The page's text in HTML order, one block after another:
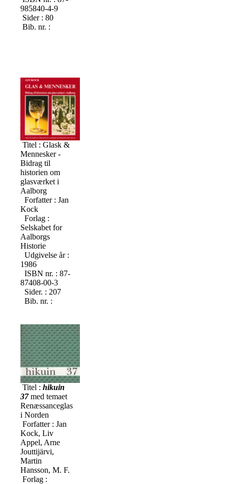
985840-4-9
Sider : 80
Bib. nr. :
Titel : Glask &
Mennesker -
Bidrag til
historien om
glasværket i
Aalborg
Forfatter : Jan
Kock
Forlag :
Selskabet for
Aalborgs
Historie
Udgivelse år :
1986
ISBN nr. : 87-
87408-00-3
Sider. : 207
Bib. nr. :
Titel : hikuin
37med temaet
Renæssanceglas
i Norden
Forfatter : Jan
Kock, Liv
Appel, Arne
Jouttijärvi,
Martin
Hansson, M. F.
Forlag :